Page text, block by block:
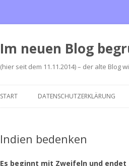
Im neuen Blog
(hier seit dem 11.11.2014) – der alte Blog
START DATENSCHUTZERKLÄRUNG
Indien bedenken
Es beginnt mit Zweifeln und